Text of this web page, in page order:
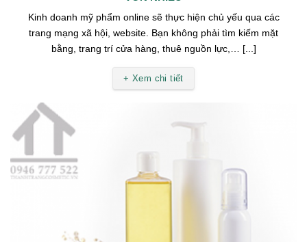
Kinh doanh mỹ phẩm online sẽ thực hiện chủ yếu qua các
trang mạng xã hội, website. Bạn không phải tìm kiếm mặt
bằng, trang trí cửa hàng, thuê nguồn lực,… [...]
+ Xem chi tiết